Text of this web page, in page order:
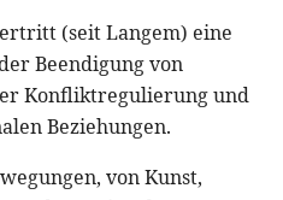
(seit Langem) eine
Beendigung von
Konfliktregulierung und
Beziehungen.
von Kunst,